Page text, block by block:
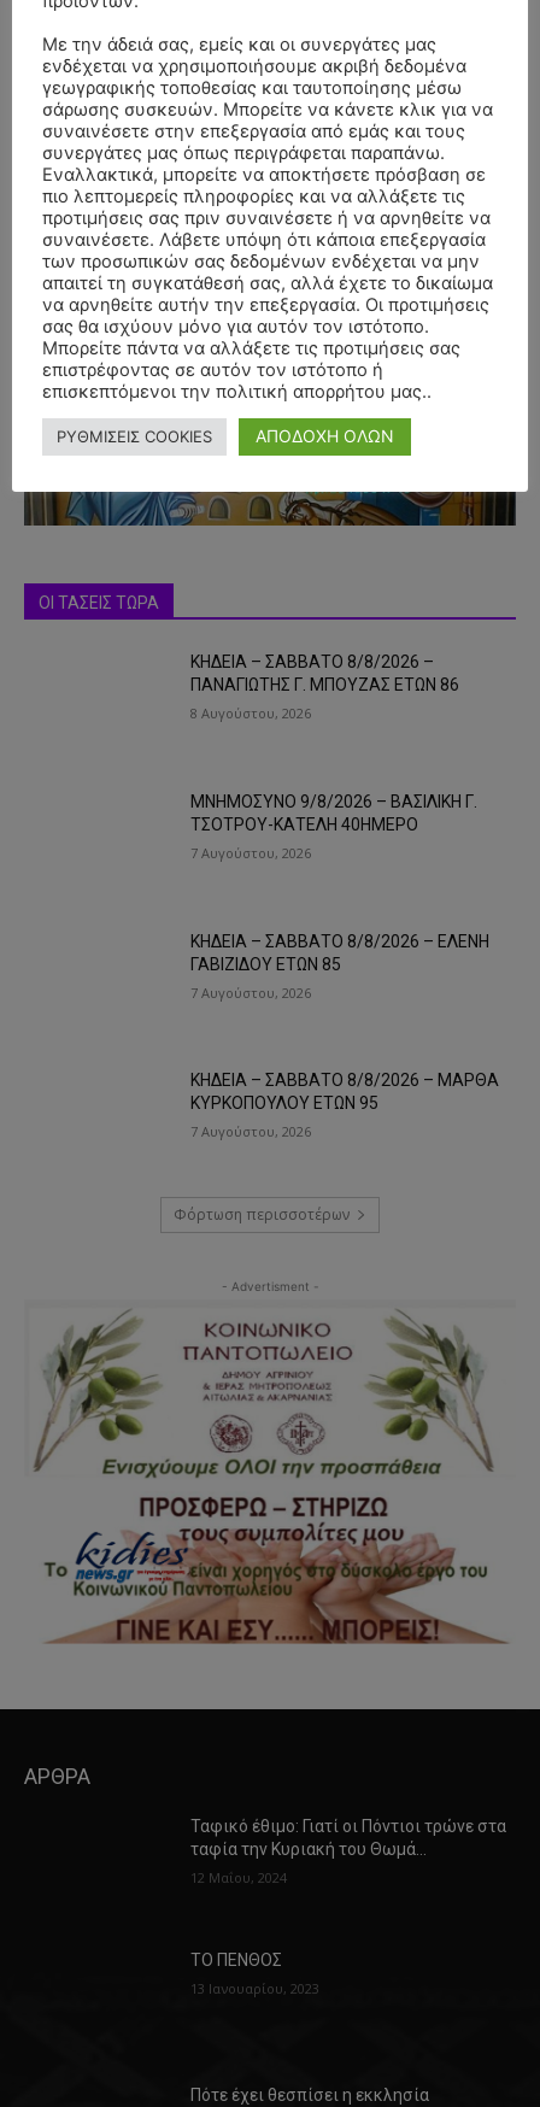
- Advertisment -
ΟΙ ΤΑΣΕΙΣ ΤΩΡΑ
ΚΗΔΕΙΑ – ΣΑΒΒΑΤΟ 8/8/2026 –
ΠΑΝΑΓΙΩΤΗΣ Γ. ΜΠΟΥΖΑΣ ΕΤΩΝ 86
8 Αυγούστου, 2026
ΜΝΗΜΟΣΥΝΟ 9/8/2026 – ΒΑΣΙΛΙΚΗ Γ.
ΤΣΟΤΡΟΥ-ΚΑΤΕΛΗ 40ΗΜΕΡΟ
7 Αυγούστου, 2026
ΚΗΔΕΙΑ – ΣΑΒΒΑΤΟ 8/8/2026 – ΕΛΕΝΗ
ΓΑΒΙΖΙΔΟΥ ΕΤΩΝ 85
7 Αυγούστου, 2026
ΚΗΔΕΙΑ – ΣΑΒΒΑΤΟ 8/8/2026 – ΜΑΡΘΑ
ΚΥΡΚΟΠΟΥΛΟΥ ΕΤΩΝ 95
7 Αυγούστου, 2026
Φόρτωση περισσοτέρων
- Advertisment -
ΑΡΘΡΑ
Ταφικό έθιμο: Γιατί οι Πόντιοι τρώνε στα
ταφία την Κυριακή του Θωμά…
12 Μαΐου, 2024
ΤΟ ΠΕΝΘΟΣ
13 Ιανουαρίου, 2023
Πότε έχει θεσπίσει η εκκλησία
Με την άδειά σας, εμείς και οι συνεργάτες μας
ενδέχεται να χρησιμοποιήσουμε ακριβή δεδομένα
γεωγραφικής τοποθεσίας και ταυτοποίησης μέσω
σάρωσης συσκευών. Μπορείτε να κάνετε κλικ για να
συναινέσετε στην επεξεργασία από εμάς και τους
συνεργάτες μας όπως περιγράφεται παραπάνω.
Εναλλακτικά, μπορείτε να αποκτήσετε πρόσβαση σε
πιο λεπτομερείς πληροφορίες και να αλλάξετε τις
προτιμήσεις σας πριν συναινέσετε ή να αρνηθείτε να
συναινέσετε. Λάβετε υπόψη ότι κάποια επεξεργασία
των προσωπικών σας δεδομένων ενδέχεται να μην
απαιτεί τη συγκατάθεσή σας, αλλά έχετε το δικαίωμα
να αρνηθείτε αυτήν την επεξεργασία. Οι προτιμήσεις
σας θα ισχύουν μόνο για αυτόν τον ιστότοπο.
Μπορείτε πάντα να αλλάξετε τις προτιμήσεις σας
επιστρέφοντας σε αυτόν τον ιστότοπο ή
επισκεπτόμενοι την πολιτική απορρήτου μας..
ΡΥΘΜΙΣΕΙΣ COOKIES ΑΠΟΔΟΧΗ ΟΛΩΝ